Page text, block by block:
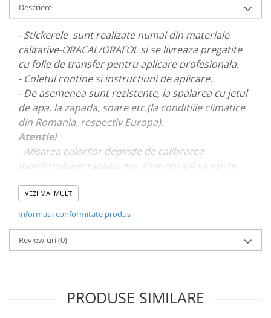
PARASOLARE
PAUL WALKER STICKER
PENTRU FETE
PRODUSE IN TRENDING
SETURI STICKERE
STICKERE CAPAC REZERVOR
STICKERE CRĂCIUN
STICKERE CU ANIMALE
STICKERE GEAM MIC
STICKERE PENTRU CAPOTA
STICKERE PENTRU LATERALE
STICKERE PERSONALIZATE
STICKERE PRAGURI
STICKERE UTILAJE AGRICOLE
Descriere
- Stickerele sunt realizate numai din materiale
calitative-ORACAL/ORAFOL si se livreaza pregatite
cu folie de transfer pentru aplicare profesionala.
- Coletul contine si instructiuni de aplicare.
- De asemenea sunt rezistente, la spalarea cu jetul
de apa, la zapada, soare etc.(la conditiile climatice
din Romania, respectiv Europa).
Atentie!
- Afisarea culorilor depinde de calibrarea
monitorului/ecranului dvs. Este posibil sa existe
- Pentru stickere personalizate si pentru a vizualiza
portofoliul nostru va rugam sa ne contactati
VEZI MAI MULT
Informatii conformitate produs
Review-uri(0)
PRODUSE SIMILARE